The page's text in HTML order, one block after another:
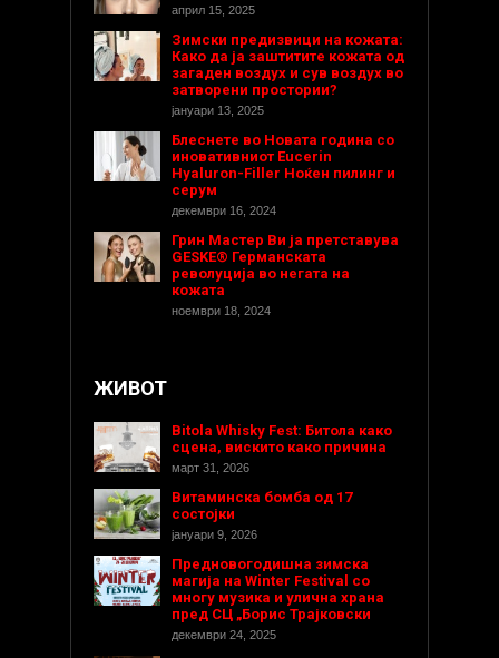
април 15, 2025
Зимски предизвици на кожата:
Како да ја заштитите кожата од
загаден воздух и сув воздух во
затворени простории?
јануари 13, 2025
Блеснете во Новата година со
иновативниот Eucerin
Hyaluron-Filler Ноќен пилинг и
серум
декември 16, 2024
Грин Мастер Ви ја претставува
GESKE® Германската
револуција во негата на
кожата
ноември 18, 2024
ЖИВОТ
Bitola Whisky Fest: Битола како
сцена, вискито како причина
март 31, 2026
Витаминска бомба од 17
состојки
јануари 9, 2026
Предновогодишнa зимска
магија на Winter Festival со
многу музика и улична храна
пред СЦ „Борис Трајковски
декември 24, 2025